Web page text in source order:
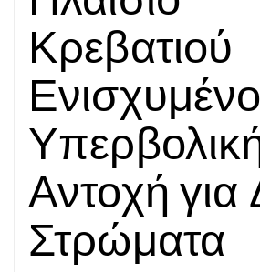
Κρεβατιού
Αντοχή για
Στρώματα